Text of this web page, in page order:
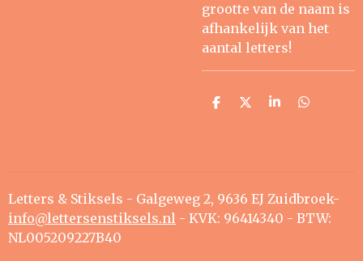
grootte van de naam is
afhankelijk van het
aantal letters!
D
D
S
D
Letters & Stiksels - Galgeweg 2, 9636 EJ Zuidbroek-
info@lettersenstiksels.nl - KVK: 96414340 - BTW:
NL005209227B40